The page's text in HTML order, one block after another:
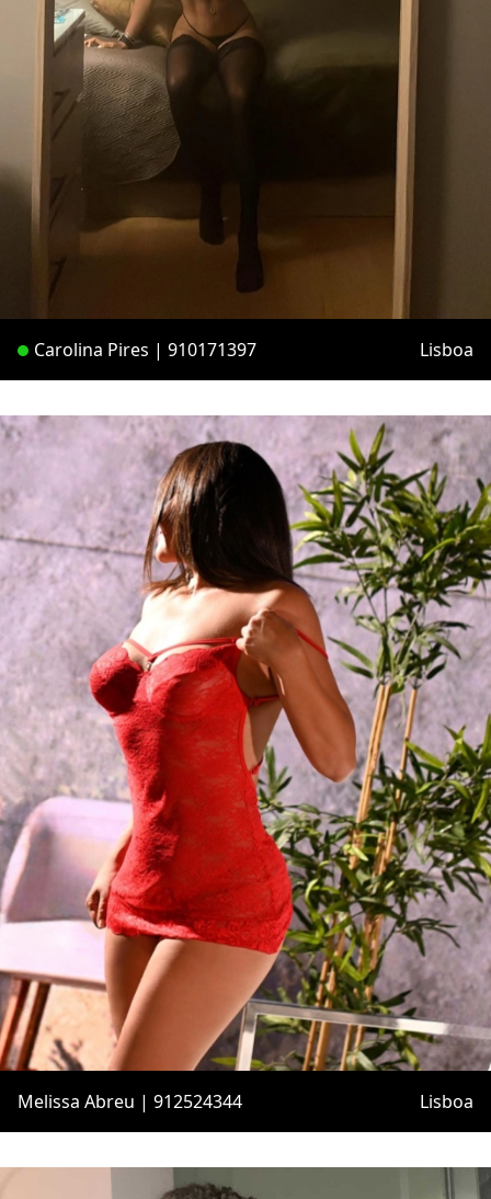
Carolina Pires | 910171397 Lisboa
Melissa Abreu | 912524344 Lisboa